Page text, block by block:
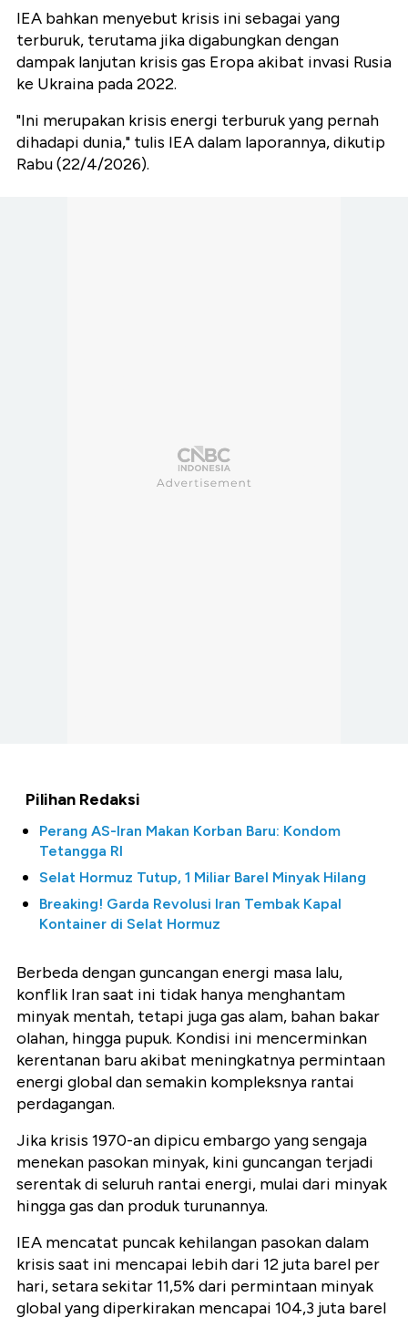
IEA bahkan menyebut krisis ini sebagai yang
terburuk, terutama jika digabungkan dengan
dampak lanjutan krisis gas Eropa akibat invasi Rusia
ke Ukraina pada 2022.
"Ini merupakan krisis energi terburuk yang pernah
dihadapi dunia," tulis IEA dalam laporannya, dikutip
Rabu (22/4/2026).
Pilihan Redaksi
Perang AS-Iran Makan Korban Baru: Kondom
Tetangga RI
Selat Hormuz Tutup, 1 Miliar Barel Minyak Hilang
Breaking! Garda Revolusi Iran Tembak Kapal
Kontainer di Selat Hormuz
Berbeda dengan guncangan energi masa lalu,
konflik Iran saat ini tidak hanya menghantam
minyak mentah, tetapi juga gas alam, bahan bakar
olahan, hingga pupuk. Kondisi ini mencerminkan
kerentanan baru akibat meningkatnya permintaan
energi global dan semakin kompleksnya rantai
perdagangan.
Jika krisis 1970-an dipicu embargo yang sengaja
menekan pasokan minyak, kini guncangan terjadi
serentak di seluruh rantai energi, mulai dari minyak
hingga gas dan produk turunannya.
IEA mencatat puncak kehilangan pasokan dalam
krisis saat ini mencapai lebih dari 12 juta barel per
hari, setara sekitar 11,5% dari permintaan minyak
global yang diperkirakan mencapai 104,3 juta barel